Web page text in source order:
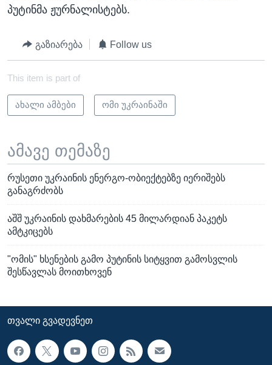
პუტინმა ჟურნალისტებს.
გაზიარება Follow us
This item is part of
ახალი ამბები ომი უკრაინაში
ამავე თემაზე
რუსეთი უკრაინის ენერგო-ობიექტებზე იერიშებს
განაგრძობს
აშშ უკრაინის დახმარების 45 მილარდიან პაკეტს
ამტკიცებს
"ომის" ხსენების გამო პუტინის სიტყვით გამოსვლის
შესწავლას მოითხოვენ
ᲗᲕᲐᲚᲘ ᲒᲕᲐᲓᲔᲕᲜᲔᲗ